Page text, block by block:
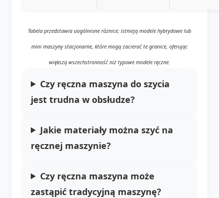
Tabela przedstawia uogólnione różnice; istnieją modele hybrydowe lub
mini maszyny stacjonarne, które mogą zacierać te granice, oferując
większą wszechstronność niż typowe modele ręczne.
Czy ręczna maszyna do szycia
jest trudna w obsłudze?
Jakie materiały można szyć na
ręcznej maszynie?
Czy ręczna maszyna może
zastąpić tradycyjną maszynę?